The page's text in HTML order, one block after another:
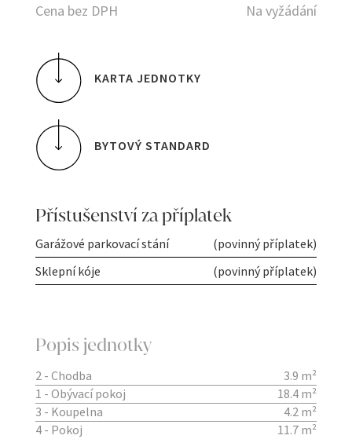
Cena bez DPH Na vyžádání
KARTA JEDNOTKY
BYTOVÝ STANDARD
Přístušenství za příplatek
Garážové parkovací stání
(povinný příplatek)
Sklepní kóje
(povinný příplatek)
Popis jednotky
2 - Chodba
3.9 m²
1 - Obývací pokoj
18.4 m²
3 - Koupelna
4.2 m²
4 - Pokoj
11.7 m²